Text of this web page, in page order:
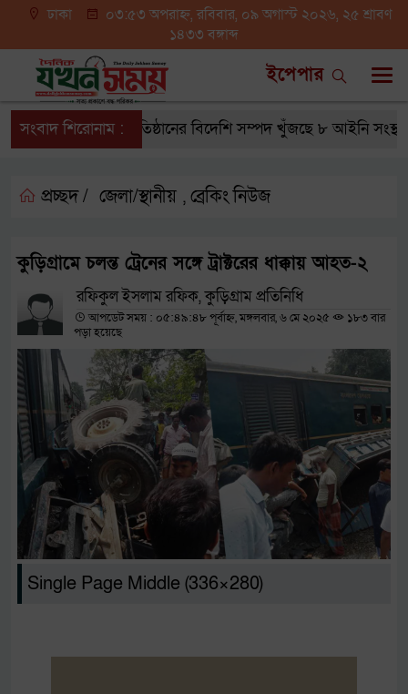
ঢাকা
০৩:৫৩ অপরাহ্ন, রবিবার, ০৯ অগাস্ট ২০২৬, ২৫ শ্রাবণ
১৪৩৩ বঙ্গাব্দ
ইপেপার
সংবাদ শিরোনাম :
৪২ খেলাপি প্রতিষ্ঠানের বিদেশি সম্পদ খুঁজছে ৮ আইনি সংস্থা
প্রচ্ছদ / জেলা/স্থানীয় , ব্রেকিং নিউজ
কুড়িগ্রামে চলন্ত ট্রেনের সঙ্গে ট্রাক্টরের ধাক্কায় আহত-২
রফিকুল ইসলাম রফিক, কুড়িগ্রাম প্রতিনিধি
আপডেট সময় : ০৫:৪৯:৪৮ পূর্বাহ্ন, মঙ্গলবার, ৬ মে ২০২৫
১৮৩ বার
পড়া হয়েছে
Single Page Middle (336×280)